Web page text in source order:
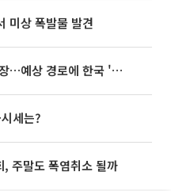
미상 폭발물 발견
태풍 '돌핀' 이어 '찬홈' 등장…예상 경로에 한국 '한숨'
세는?
주말도 폭염취소 될까